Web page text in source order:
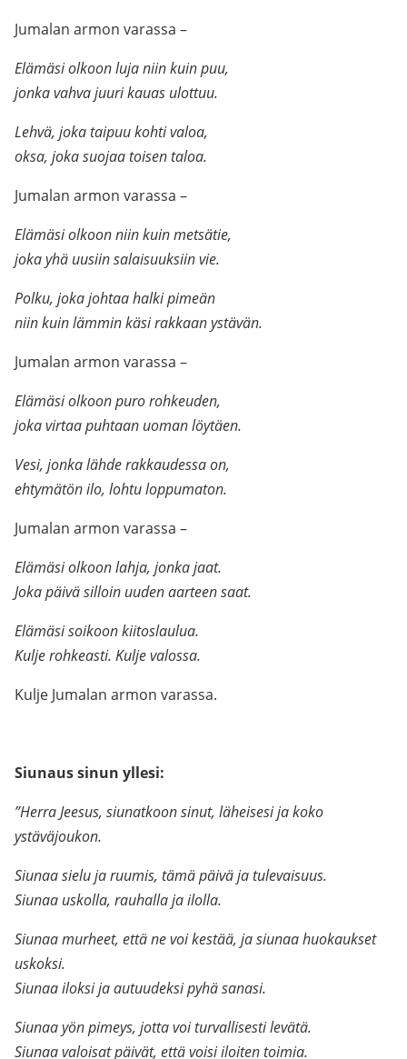
Jumalan armon varassa –
Elämäsi olkoon luja niin kuin puu,
jonka vahva juuri kauas ulottuu.
Lehvä, joka taipuu kohti valoa,
oksa, joka suojaa toisen taloa.
Jumalan armon varassa –
Elämäsi olkoon niin kuin metsätie,
joka yhä uusiin salaisuuksiin vie.
Polku, joka johtaa halki pimeän
niin kuin lämmin käsi rakkaan ystävän.
Jumalan armon varassa –
Elämäsi olkoon puro rohkeuden,
joka virtaa puhtaan uoman löytäen.
Vesi, jonka lähde rakkaudessa on,
ehtymätön ilo, lohtu loppumaton.
Jumalan armon varassa –
Elämäsi olkoon lahja, jonka jaat.
Joka päivä silloin uuden aarteen saat.
Elämäsi soikoon kiitoslaulua.
Kulje rohkeasti. Kulje valossa.
Kulje Jumalan armon varassa.
Siunaus sinun yllesi:
”Herra Jeesus, siunatkoon sinut, läheisesi ja koko
ystäväjoukon.
Siunaa sielu ja ruumis, tämä päivä ja tulevaisuus.
Siunaa uskolla, rauhalla ja ilolla.
Siunaa murheet, että ne voi kestää, ja siunaa huokaukset
uskoksi.
Siunaa iloksi ja autuudeksi pyhä sanasi.
Siunaa yön pimeys, jotta voi turvallisesti levätä.
Siunaa valoisat päivät, että voisi iloiten toimia.